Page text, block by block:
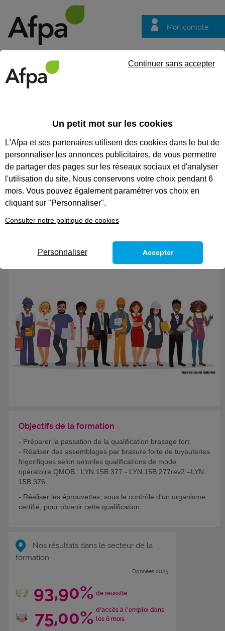
Mon compte
questions
DESP, QUALIFICATION
BRASEUR RÉFRIGÉRATION
SELON LA NORME EN 14276-1
+A1
Obtention de la qualification "braseur pour
assemblage par brasure forte des tuyauteries
des équipements frigorifiques"
Objectifs de la formation
- Préparer la passation de la qualification brasage fort.
- Réaliser des assemblages par brasure forte de tuyauteries
frigorifiques selon selonles qualifications de mode
opératoire QMOB : LYN.15B.377 - LYN.15B.277rev2 –LYN
15B 376..
- Réaliser les éprouvettes, sous le contrôle d’un organisme
certifié, pour obtenir cette qualification.
Nos résultats dans le secteur de la
formation
Données 2025
93,90% de réussite
75,00% d'accès à l'emploi dans
les 6 mois
Un petit mot sur les cookies
L'Afpa et ses partenaires utilisent des cookies dans le but de
personnaliser les annonces publicitaires, de vous permettre
de partager des pages sur les réseaux sociaux et d'analyser
l'utilisation du site. Nous conservons votre choix pendant 6
mois. Vous pouvez également paramétrer vos choix en
cliquant sur "Personnaliser".
Consulter notre politique de cookies
Continuer sans accepter
Personnaliser Accepter